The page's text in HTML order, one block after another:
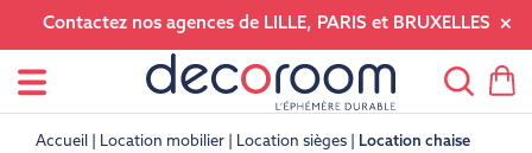
Contactez nos agences de LILLE, PARIS et BRUXELLES
Accueil Location mobilier Location sièges Location chaise